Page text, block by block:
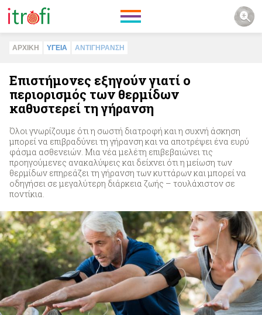
ΑΡΧΙΚΗ ΥΓΕΙΑ ΑΝΤΙΓΗΡΑΝΣΗ
Επιστήμονες εξηγούν γιατί ο
περιορισμός των θερμίδων
καθυστερεί τη γήρανση
Όλοι γνωρίζουμε ότι η σωστή διατροφή και η συχνή άσκηση
μπορεί να επιβραδύνει τη γήρανση και να αποτρέψει ένα ευρύ
φάσμα ασθενειών. Μια νέα μελέτη επιβεβαιώνει τις
προηγούμενες ανακαλύψεις και δείχνει ότι η μείωση των
θερμίδων επηρεάζει τη γήρανση των κυττάρων και μπορεί να
οδηγήσει σε μεγαλύτερη διάρκεια ζωής – τουλάχιστον σε
ποντίκια.